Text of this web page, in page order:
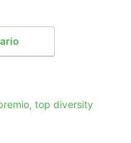
, top diversity